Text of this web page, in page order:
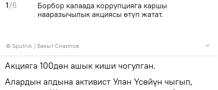
1/6
© Sputnik / Бакыт Смаилов
Борбор калаада коррупцияга каршы
нааразычылык акциясы өтүп жатат.
Акцияга 100дөн ашык киши чогулган.
Алардын алдына активист Улан Үсөйүн чыгып,